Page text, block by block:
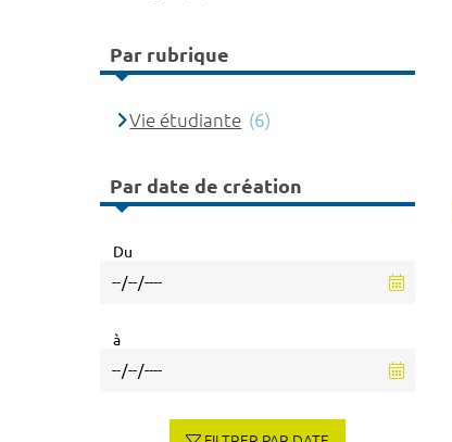
Par rubrique
Vie étudiante (6)
Par date de création
Du
à